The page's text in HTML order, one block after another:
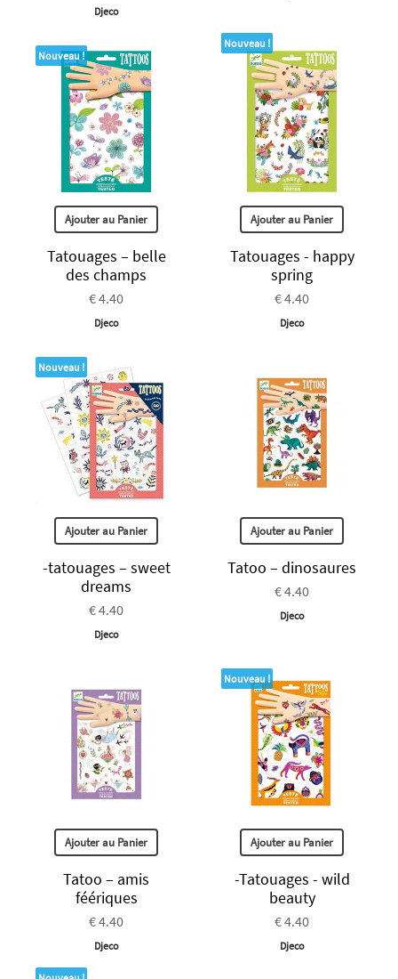
Djeco
Nouveau !
Ajouter au Panier
Tatouages – belle
des champs
€ 4.40
Djeco
Nouveau !
Ajouter au Panier
Tatouages - happy
spring
€ 4.40
Djeco
Nouveau !
Ajouter au Panier
-tatouages – sweet
dreams
€ 4.40
Djeco
Ajouter au Panier
Tatoo – dinosaures
€ 4.40
Djeco
Ajouter au Panier
Tatoo – amis
féériques
€ 4.40
Djeco
Nouveau !
Ajouter au Panier
-Tatouages - wild
beauty
€ 4.40
Djeco